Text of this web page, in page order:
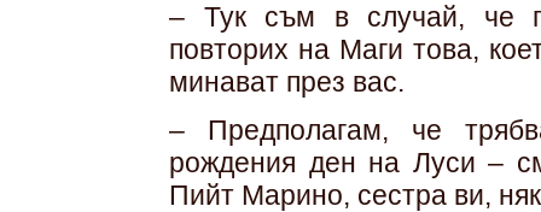
– Тук съм в случай, че
повторих на Маги това,
минават през вас.
– Предполагам, че
рождения ден на Луси –
Пийт Марино, сестра ви,